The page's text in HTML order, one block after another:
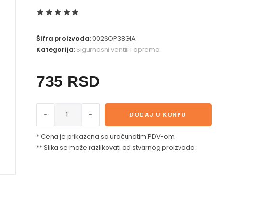
Šifra proizvoda:002SOP38GIA
Kategorija: Sigurnosni ventili i oprema
735 RSD
- + DODAJ U KORPU
* Cena je prikazana sa uračunatim PDV-om
** Slika se može razlikovati od stvarnog proizvoda